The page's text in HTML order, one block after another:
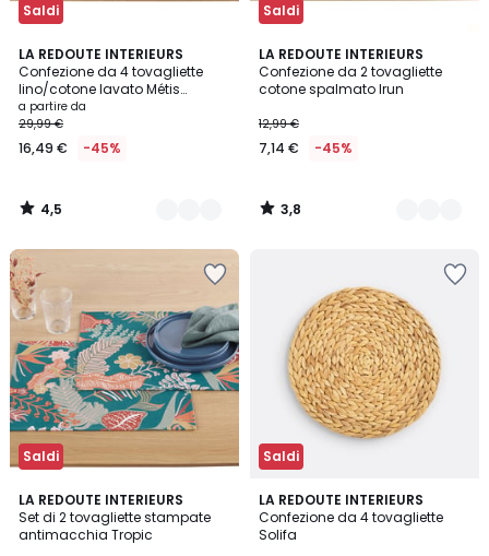
Saldi
LA REDOUTE INTERIEURS
Confezione da 4 tovagliette
lino/cotone lavato Métis
Bourdon
a partire da
29,99 €
16,49 € -45%
4,5
/ 5
4
Colori
4,5
/
Saldi
LA REDOUTE INTERIEURS
Confezione da 2 tovagliette
cotone spalmato Irun
12,99 €
7,14 € -45%
3,8
/ 5
2
Colori
3,8
/
Saldi
LA REDOUTE INTERIEURS
Set di 2 tovagliette stampate
antimacchia Tropic
4,4
/ 5
Saldi
LA REDOUTE INTERIEURS
Confezione da 4 tovagliette
Solifa
4,4
/ 5